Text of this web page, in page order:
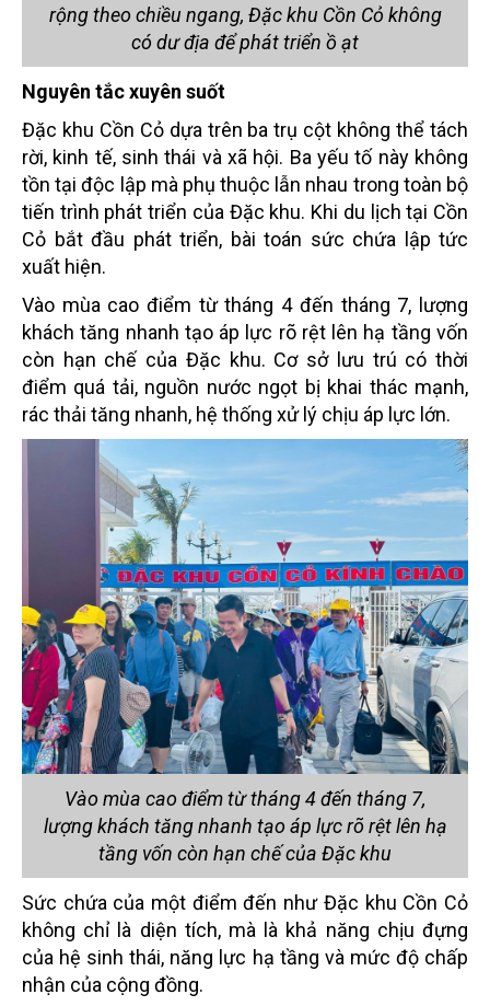
rộng theo chiều ngang, Đặc khu Cồn Cỏ không
có dư địa để phát triển ồ ạt
Nguyên tắc xuyên suốt
Đặc khu Cồn Cỏ dựa trên ba trụ cột không thể tách
rời, kinh tế, sinh thái và xã hội. Ba yếu tố này không
tồn tại độc lập mà phụ thuộc lẫn nhau trong toàn bộ
tiến trình phát triển của Đặc khu. Khi du lịch tại Cồn
Cỏ bắt đầu phát triển, bài toán sức chứa lập tức
xuất hiện.
Vào mùa cao điểm từ tháng 4 đến tháng 7, lượng
khách tăng nhanh tạo áp lực rõ rệt lên hạ tầng vốn
còn hạn chế của Đặc khu. Cơ sở lưu trú có thời
điểm quá tải, nguồn nước ngọt bị khai thác mạnh,
rác thải tăng nhanh, hệ thống xử lý chịu áp lực lớn.
Vào mùa cao điểm từ tháng 4 đến tháng 7,
lượng khách tăng nhanh tạo áp lực rõ rệt lên hạ
tầng vốn còn hạn chế của Đặc khu
Sức chứa của một điểm đến như Đặc khu Cồn Cỏ
không chỉ là diện tích, mà là khả năng chịu đựng
của hệ sinh thái, năng lực hạ tầng và mức độ chấp
nhận của cộng đồng.